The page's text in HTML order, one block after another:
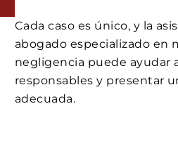
Cada caso es único, y la
abogado especializado en
negligencia puede ayudar
responsables y presentar
adecuada.